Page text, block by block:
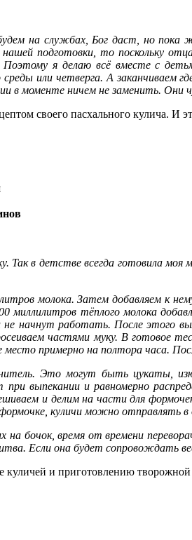
на службах, Бог даст, но пока
подготовки, то поскольку
я делаю всё вместе с
или четверга. А
в моменте ничем не заменить. Они
своего пасхального кулича. И
Так в детстве всегда готовила
молока. Затем добавляем к
миллилитров тёплого молока
начнут работать. После этого
частями муку. В готовое
примерно на полтора часа.
Это могут быть цукаты,
при выпекании и равномерно
и делим на части для
куличи можно отправлять в
бочок, время от времени
Если она будет сопровождать
и приготовлению